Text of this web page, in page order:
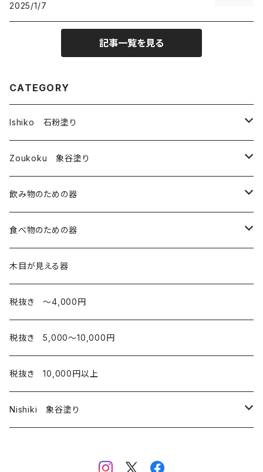
2025/1/7
記事一覧を見る
CATEGORY
Ishiko 石粉塗り
皿
コップ
箸・その他
椀
弁当箱
Zoukoku 象谷塗り
酒器
コップ
飲み物のための器
コップ・湯のみ
酒器
食べ物のための器
皿
カップ
お椀
弁当箱
木目が見える器
税抜き 〜4,000円
税抜き 5,000〜10,000円
税抜き 10,000円以上
Nishiki 象谷塗り